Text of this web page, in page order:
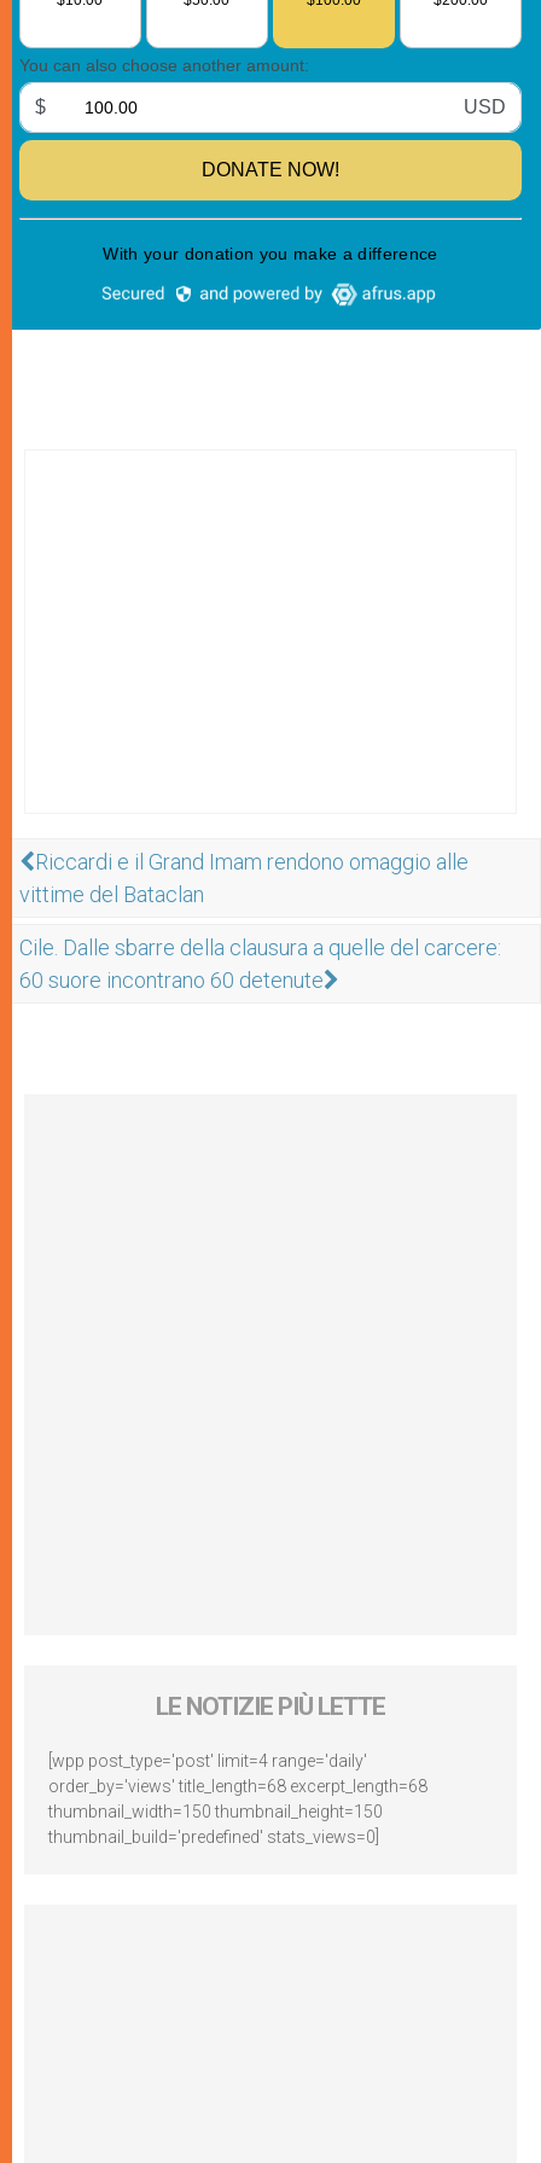
Riccardi e il Grand Imam rendono omaggio alle
vittime del Bataclan
Cile. Dalle sbarre della clausura a quelle del carcere:
60 suore incontrano 60 detenute
LE NOTIZIE PIÙ LETTE
[wpp post_type='post' limit=4 range='daily'
order_by='views' title_length=68 excerpt_length=68
thumbnail_width=150 thumbnail_height=150
thumbnail_build='predefined' stats_views=0]